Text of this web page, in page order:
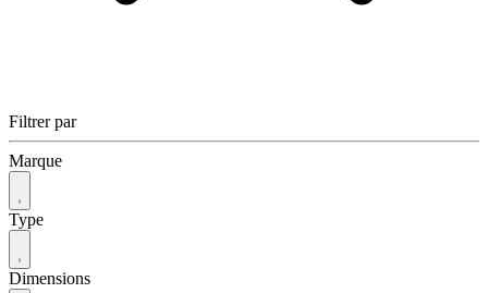
Filtrer par
Marque
Type
Dimensions